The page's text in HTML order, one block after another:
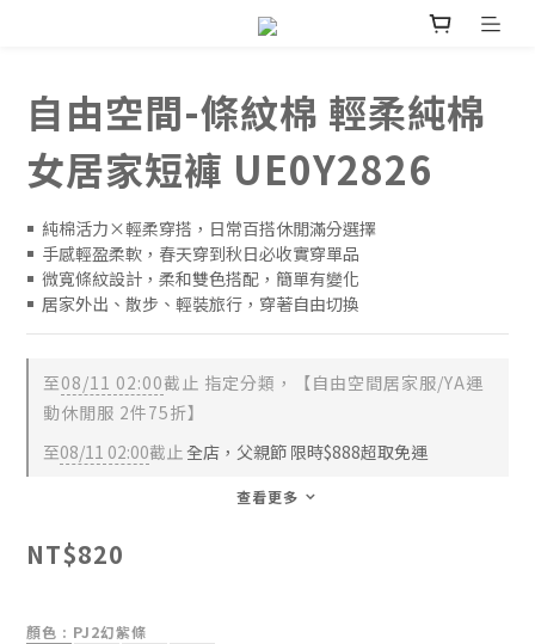
自由空間-條紋棉 輕柔純棉
女居家短褲 UE0Y2826
￭  純棉活力×輕柔穿搭，日常百搭休閒滿分選擇
￭  手感輕盈柔軟，春天穿到秋日必收實穿單品
￭  微寬條紋設計，柔和雙色搭配，簡單有變化
￭  居家外出、散步、輕裝旅行，穿著自由切換
至08/11 02:00截止 指定分類，【自由空間居家服/YA運
動休閒服 2件75折】
至08/11 02:00截止 全店，父親節 限時$888超取免運
查看更多
NT$820
顏色 : PJ2幻紫條